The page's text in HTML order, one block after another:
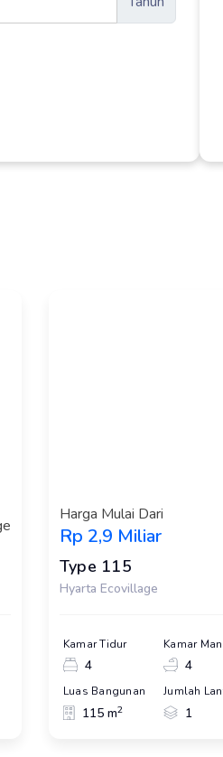
Harga Mulai Dari
Rp 2,9 Miliar
Type 115
Hyarta Ecovillage
Kamar Tidur
4
Kamar
4
Luas Bangunan
115 m2
Jumlah
1